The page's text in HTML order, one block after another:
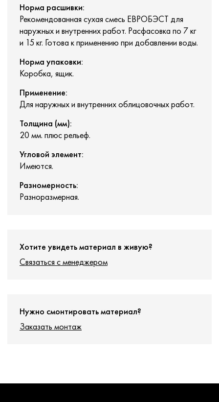
Норма расшивки:
Рекомендованная сухая смесь ЕВРОБЭСТ для
наружных и внутренних работ. Расфасовка по 7 кг
и 15 кг. Готова к применению при добавлении воды.
Норма упаковки:
Коробка, ящик.
Применение:
Для наружных и внутренних облицовочных работ.
Толщина (мм):
20 мм. плюс рельеф.
Угловой элемент:
Имеются.
Разномерность:
Разноразмерная.
Хотите увидеть материал в живую?
Связаться с менеджером
Нужно смонтировать материал?
Заказать монтаж